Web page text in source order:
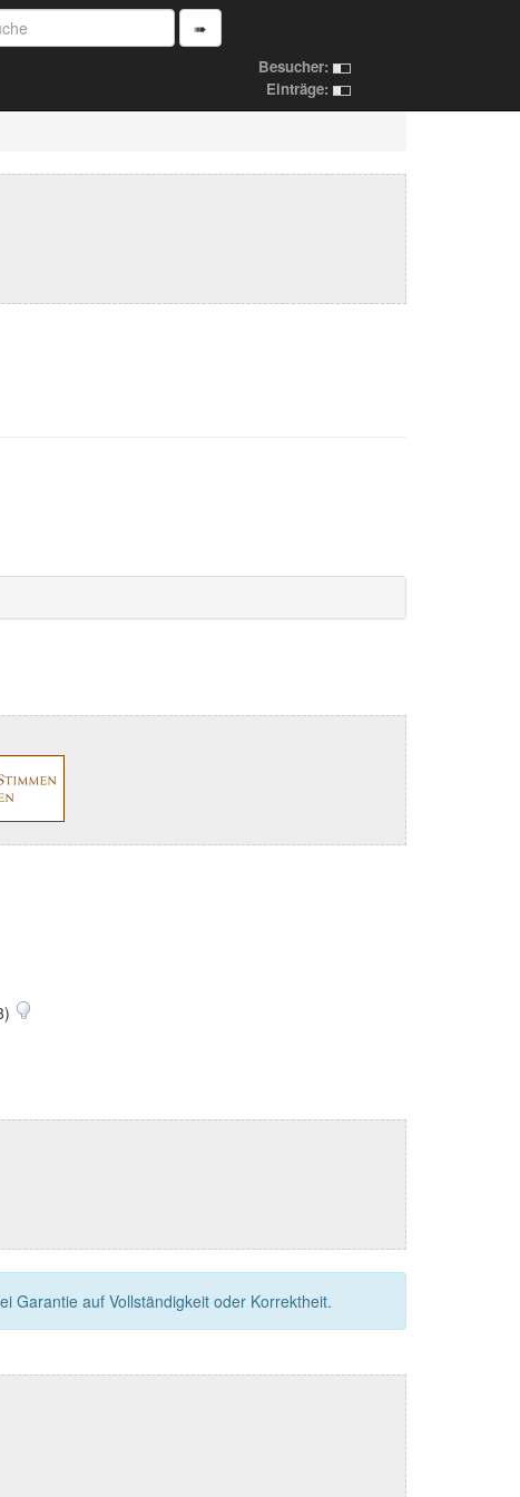
➠
Besucher:
Einträge:
Garantie auf Vollständigkeit oder Korrektheit.